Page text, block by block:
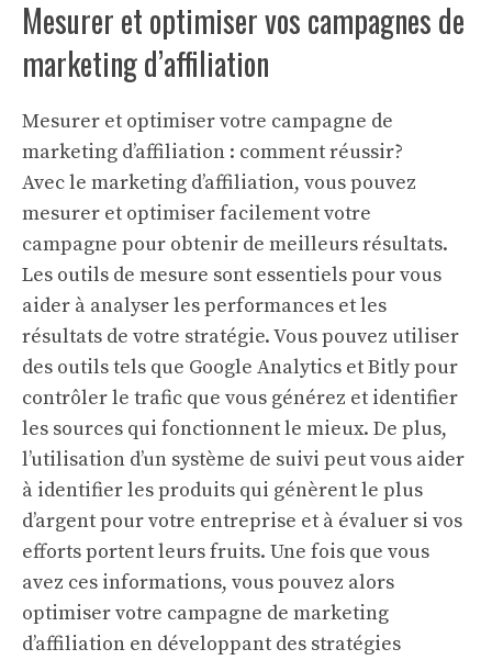
Mesurer et optimiser vos campagnes de
marketing d’affiliation
Mesurer et optimiser votre campagne de
marketing d’affiliation : comment réussir?
Avec le marketing d’affiliation, vous pouvez
mesurer et optimiser facilement votre
campagne pour obtenir de meilleurs résultats.
Les outils de mesure sont essentiels pour vous
aider à analyser les performances et les
résultats de votre stratégie. Vous pouvez utiliser
des outils tels que Google Analytics et Bitly pour
contrôler le trafic que vous générez et identifier
les sources qui fonctionnent le mieux. De plus,
l’utilisation d’un système de suivi peut vous aider
à identifier les produits qui génèrent le plus
d’argent pour votre entreprise et à évaluer si vos
efforts portent leurs fruits. Une fois que vous
avez ces informations, vous pouvez alors
optimiser votre campagne de marketing
d’affiliation en développant des stratégies